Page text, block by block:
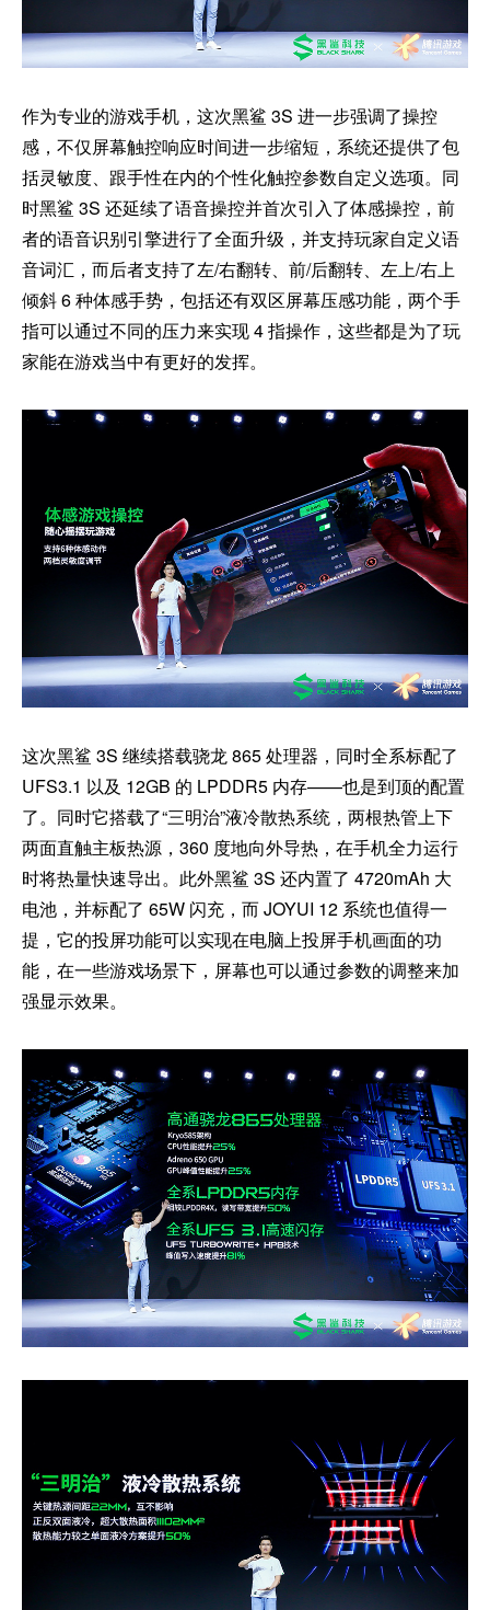
作为专业的游戏手机，这次黑鲨 3S 进一步强调了操控
感，不仅屏幕触控响应时间进一步缩短，系统还提供了包
括灵敏度、跟手性在内的个性化触控参数自定义选项。同
时黑鲨 3S 还延续了语音操控并首次引入了体感操控，前
者的语音识别引擎进行了全面升级，并支持玩家自定义语
音词汇，而后者支持了左/右翻转、前/后翻转、左上/右上
倾斜 6 种体感手势，包括还有双区屏幕压感功能，两个手
指可以通过不同的压力来实现 4 指操作，这些都是为了玩
家能在游戏当中有更好的发挥。
这次黑鲨 3S 继续搭载骁龙 865 处理器，同时全系标配了
UFS3.1 以及 12GB 的 LPDDR5 内存——也是到顶的配置
了。同时它搭载了“三明治”液冷散热系统，两根热管上下
两面直触主板热源，360 度地向外导热，在手机全力运行
时将热量快速导出。此外黑鲨 3S 还内置了 4720mAh 大
电池，并标配了 65W 闪充，而 JOYUI 12 系统也值得一
提，它的投屏功能可以实现在电脑上投屏手机画面的功
能，在一些游戏场景下，屏幕也可以通过参数的调整来加
强显示效果。